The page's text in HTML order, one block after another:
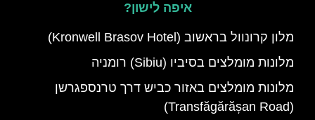
איפה לישון?
מלון קרונוול בראשוב (Kronwell Brasov Hotel)
מלונות מומלצים בסיביו (Sibiu) רומניה
מלונות מומלצים באזור כביש דרך טרנספגרשן
(Transfăgărășan Road)